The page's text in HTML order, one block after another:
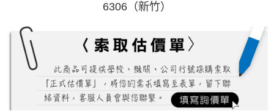
6306（新竹）